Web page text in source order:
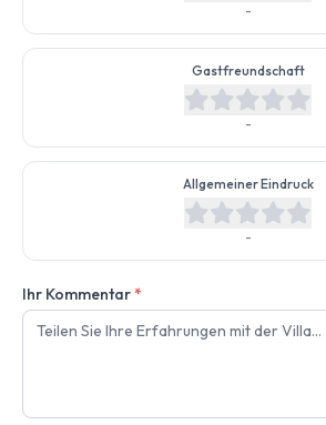
-
Gastfreundschaft
-
Allgemeiner Eindruck
-
Ihr Kommentar*